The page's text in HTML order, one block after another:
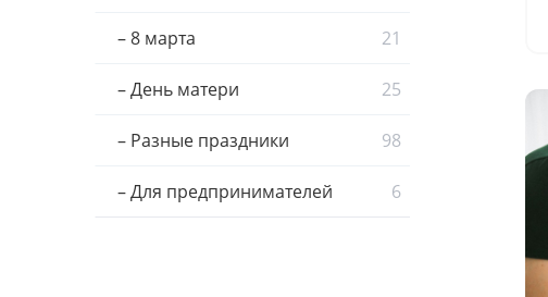
– 8 марта 21
– День матери 25
– Разные праздники 98
– Для предпринимателей 6